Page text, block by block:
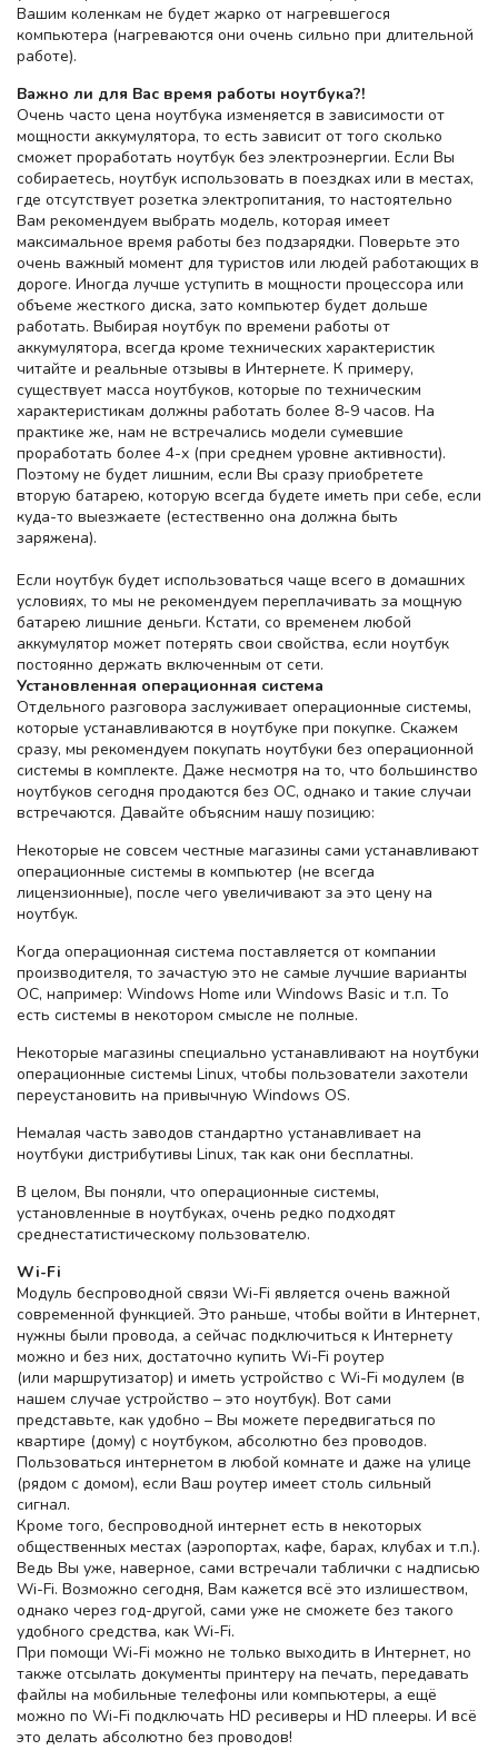
Вашим коленкам не будет жарко от нагревшегося
компьютера (нагреваются они очень сильно при длительной
работе).
Важно ли для Вас время работы ноутбука?!
Очень часто цена ноутбука изменяется в зависимости от
мощности аккумулятора, то есть зависит от того сколько
сможет проработать ноутбук без электроэнергии. Если Вы
собираетесь, ноутбук использовать в поездках или в местах,
где отсутствует розетка электропитания, то настоятельно
Вам рекомендуем выбрать модель, которая имеет
максимальное время работы без подзарядки. Поверьте это
очень важный момент для туристов или людей работающих в
дороге. Иногда лучше уступить в мощности процессора или
объеме жесткого диска, зато компьютер будет дольше
работать. Выбирая ноутбук по времени работы от
аккумулятора, всегда кроме технических характеристик
читайте и реальные отзывы в Интернете. К примеру,
существует масса ноутбуков, которые по техническим
характеристикам должны работать более 8-9 часов. На
практике же, нам не встречались модели сумевшие
проработать более 4-х (при среднем уровне активности).
Поэтому не будет лишним, если Вы сразу приобретете
вторую батарею, которую всегда будете иметь при себе, если
куда-то выезжаете (естественно она должна быть
заряжена).
Если ноутбук будет использоваться чаще всего в домашних
условиях, то мы не рекомендуем переплачивать за мощную
батарею лишние деньги. Кстати, со временем любой
аккумулятор может потерять свои свойства, если ноутбук
постоянно держать включенным от сети.
Установленная операционная система
Отдельного разговора заслуживает операционные системы,
которые устанавливаются в ноутбуке при покупке. Скажем
сразу, мы рекомендуем покупать ноутбуки без операционной
системы в комплекте. Даже несмотря на то, что большинство
ноутбуков сегодня продаются без ОС, однако и такие случаи
встречаются. Давайте объясним нашу позицию:
Некоторые не совсем честные магазины сами устанавливают
операционные системы в компьютер (не всегда
лицензионные), после чего увеличивают за это цену на
ноутбук.
Когда операционная система поставляется от компании
производителя, то зачастую это не самые лучшие варианты
ОС, например: Windows Home или Windows Basic и т.п. То
есть системы в некотором смысле не полные.
Некоторые магазины специально устанавливают на ноутбуки
операционные системы Linux, чтобы пользователи захотели
переустановить на привычную Windows OS.
Немалая часть заводов стандартно устанавливает на
ноутбуки дистрибутивы Linux, так как они бесплатны.
В целом, Вы поняли, что операционные системы,
установленные в ноутбуках, очень редко подходят
среднестатистическому пользователю.
Wi-Fi
Модуль беспроводной связи Wi-Fi является очень важной
современной функцией. Это раньше, чтобы войти в Интернет,
нужны были провода, а сейчас подключиться к Интернету
можно и без них, достаточно купить Wi-Fi роутер
(или маршрутизатор) и иметь устройство с Wi-Fi модулем (в
нашем случае устройство – это ноутбук). Вот сами
представьте, как удобно – Вы можете передвигаться по
квартире (дому) с ноутбуком, абсолютно без проводов.
Пользоваться интернетом в любой комнате и даже на улице
(рядом с домом), если Ваш роутер имеет столь сильный
сигнал.
Кроме того, беспроводной интернет есть в некоторых
общественных местах (аэропортах, кафе, барах, клубах и т.п.).
Ведь Вы уже, наверное, сами встречали таблички с надписью
Wi-Fi. Возможно сегодня, Вам кажется всё это излишеством,
однако через год-другой, сами уже не сможете без такого
удобного средства, как Wi-Fi.
При помощи Wi-Fi можно не только выходить в Интернет, но
также отсылать документы принтеру на печать, передавать
файлы на мобильные телефоны или компьютеры, а ещё
можно по Wi-Fi подключать HD ресиверы и HD плееры. И всё
это делать абсолютно без проводов!